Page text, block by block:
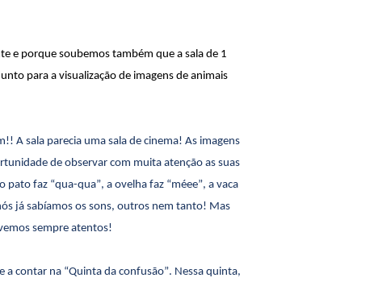
e porque soubemos também que a sala de 1
para a visualização de imagens de animais
A sala parecia uma sala de cinema! As imagens
de observar com muita atenção as suas
pato faz “qua-qua”, a ovelha faz “méee”, a vaca
já sabíamos os sons, outros nem tanto! Mas
sempre atentos!
a contar na “Quinta da confusão”. Nessa quinta,